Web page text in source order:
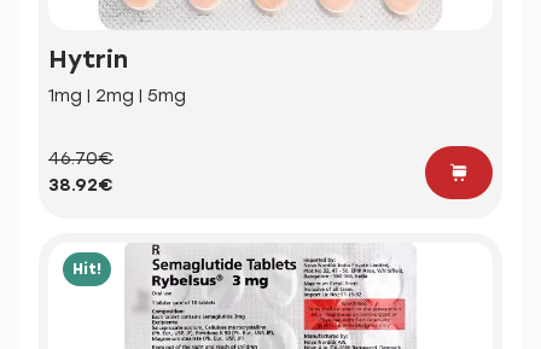
Hytrin
1mg | 2mg | 5mg
46.70€
38.92€
Hit!